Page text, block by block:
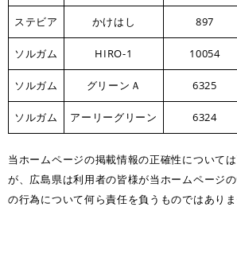
ステビア かけはし 897
ソルガム HIRO-1 10054
ソルガム グリーンＡ 6325
ソルガム アーリーグリーン 6324
当ホームページの掲載情報の正確性について
が、広島県は利用者の皆様が当ホームページ
の行為について何ら責任を負うものではありま